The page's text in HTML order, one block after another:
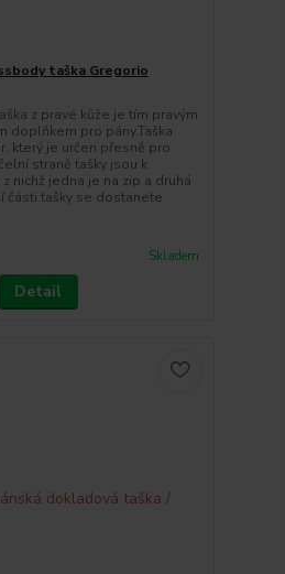
taška Gregorio
z pravé kůže je tím pravým
doplňkem pro pány.Taška
který je určen přesně pro
straně tašky jsou k
nichž jedna je na zip a druhá
části tašky se dostanete
Skladem
Detail